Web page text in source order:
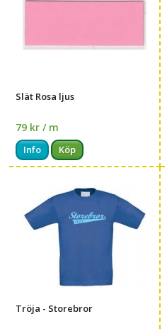
Slät Rosa ljus
79 kr / m
Info Köp
Tröja - Storebror